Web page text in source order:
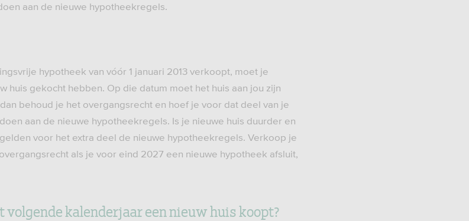
aan de nieuwe hypotheekregels.
hypotheek van vóór 1 januari 2013 verkoopt, moet je
huis gekocht hebben. Op die datum moet het huis aan jou zijn
behoud je het overgangsrecht en hoef je voor dat deel van je
aan de nieuwe hypotheekregels. Is je nieuwe huis duurder en
voor het extra deel de nieuwe hypotheekregels. Verkoop je
als je voor eind 2027 een nieuwe hypotheek afsluit,
volgende kalenderjaar een nieuw huis koopt?